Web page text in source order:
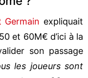
Germain expliquait
et 60M€ d’ici à la
son passage
les joueurs sont